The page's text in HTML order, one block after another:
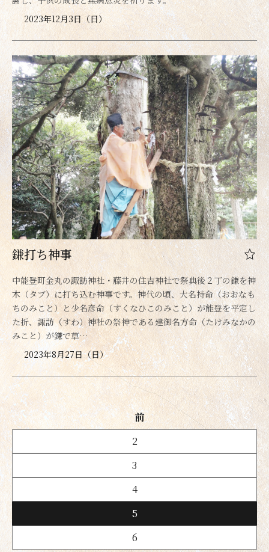
2023年12月3日（日）
鎌打ち神事
中能登町金丸の諏訪神社・藤井の住吉神社で祭典後２丁の鎌を神
木（タブ）に打ち込む神事です。神代の頃、大名持命（おおなも
ちのみこと）と少名彦命（すくなひこのみこと）が能登を平定し
た折、諏訪（すわ）神社の祭神である建御名方命（たけみなかの
みこと）が鎌で草…
2023年8月27日（日）
前
2
3
4
5
6